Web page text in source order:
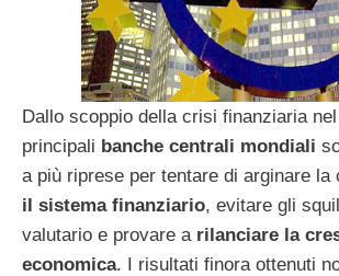
Dallo scoppio della crisi finanziaria
principali banche centrali mondiali
a più riprese per tentare di arginare la
il sistema finanziario, evitare gli
valutario e provare a rilanciare la
economica. I risultati finora ottenuti